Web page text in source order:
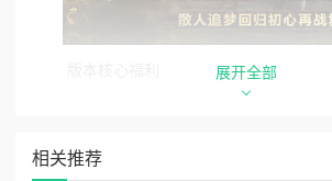
展开全部
相关推荐